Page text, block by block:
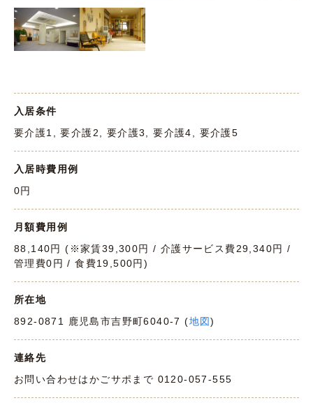
入居条件
要介護1, 要介護2, 要介護3, 要介護4, 要介護5
入居時費用例
0円
月額費用例
88,140円 (※家賃39,300円 / 介護サービス費29,340円 /
管理費0円 / 食費19,500円)
所在地
892-0871 鹿児島市吉野町6040-7 (地図)
連絡先
お問い合わせはかごサポまで 0120-057-555